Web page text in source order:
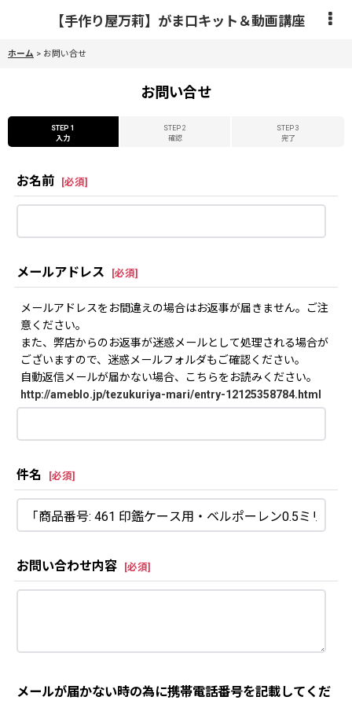
【手作り屋万莉】がま口キット＆動画講座
ホーム > お問い合せ
お問い合せ
STEP 1
入力
STEP 2
確認
STEP 3
完了
お名前 [必須]
メールアドレス [必須]
メールアドレスをお間違えの場合はお返事が届きません。ご注
意ください。
また、弊店からのお返事が迷惑メールとして処理される場合が
ございますので、迷惑メールフォルダもご確認ください。
自動返信メールが届かない場合、こちらをお読みください。
http://ameblo.jp/tezukuriya-mari/entry-12125358784.html
件名 [必須]
お問い合わせ内容 [必須]
メールが届かない時の為に携帯電話番号を記載してくだ